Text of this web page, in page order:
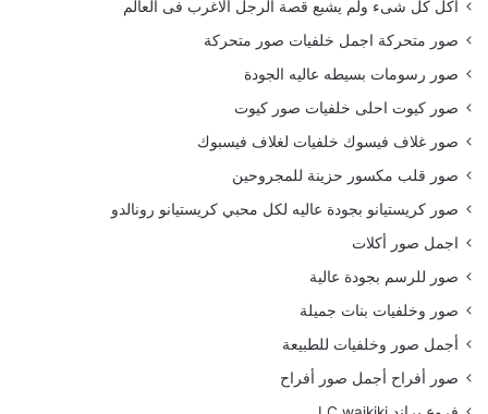
أكل كل شىء ولم يشبع قصة الرجل الاغرب فى العالم
صور متحركة اجمل خلفيات صور متحركة
صور رسومات بسيطه عاليه الجودة
صور كيوت احلى خلفيات صور كيوت
صور غلاف فيسوك خلفيات لغلاف فيسبوك
صور قلب مكسور حزينة للمجروحين
صور كريستيانو بجودة عاليه لكل محبي كريستيانو رونالدو
اجمل صور أكلات
صور للرسم بجودة عالية
صور وخلفيات بنات جميلة
أجمل صور وخلفيات للطبيعة
صور أفراح أجمل صور أفراح